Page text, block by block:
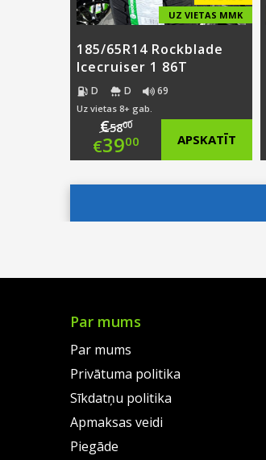
UZ VIETAS MMK
185/65R14 Rockblade
Icecruiser 1 86T
D D 69
Uz vietas 8+ gab.
€5800
Original
€3900 APSKATĪT
Par mums
Par mums
Privātuma politika
Sīkdatņu politika
Apmaksas veidi
Piegāde